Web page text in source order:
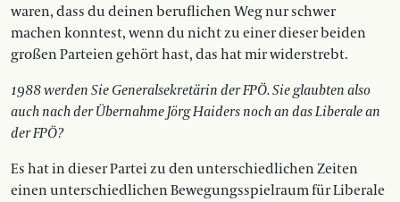
waren, dass du deinen beruflichen Weg nur schwer
machen konntest, wenn du nicht zu einer dieser beiden
großen Parteien gehört hast, das hat mir widerstrebt.
1988 werden Sie Generalsekretärin der FPÖ. Sie glaubten also
auch nach der Übernahme Jörg Haiders noch an das Liberale an
der FPÖ?
Es hat in dieser Partei zu den unterschiedlichen Zeiten
einen unterschiedlichen Bewegungsspielraum für Liberale